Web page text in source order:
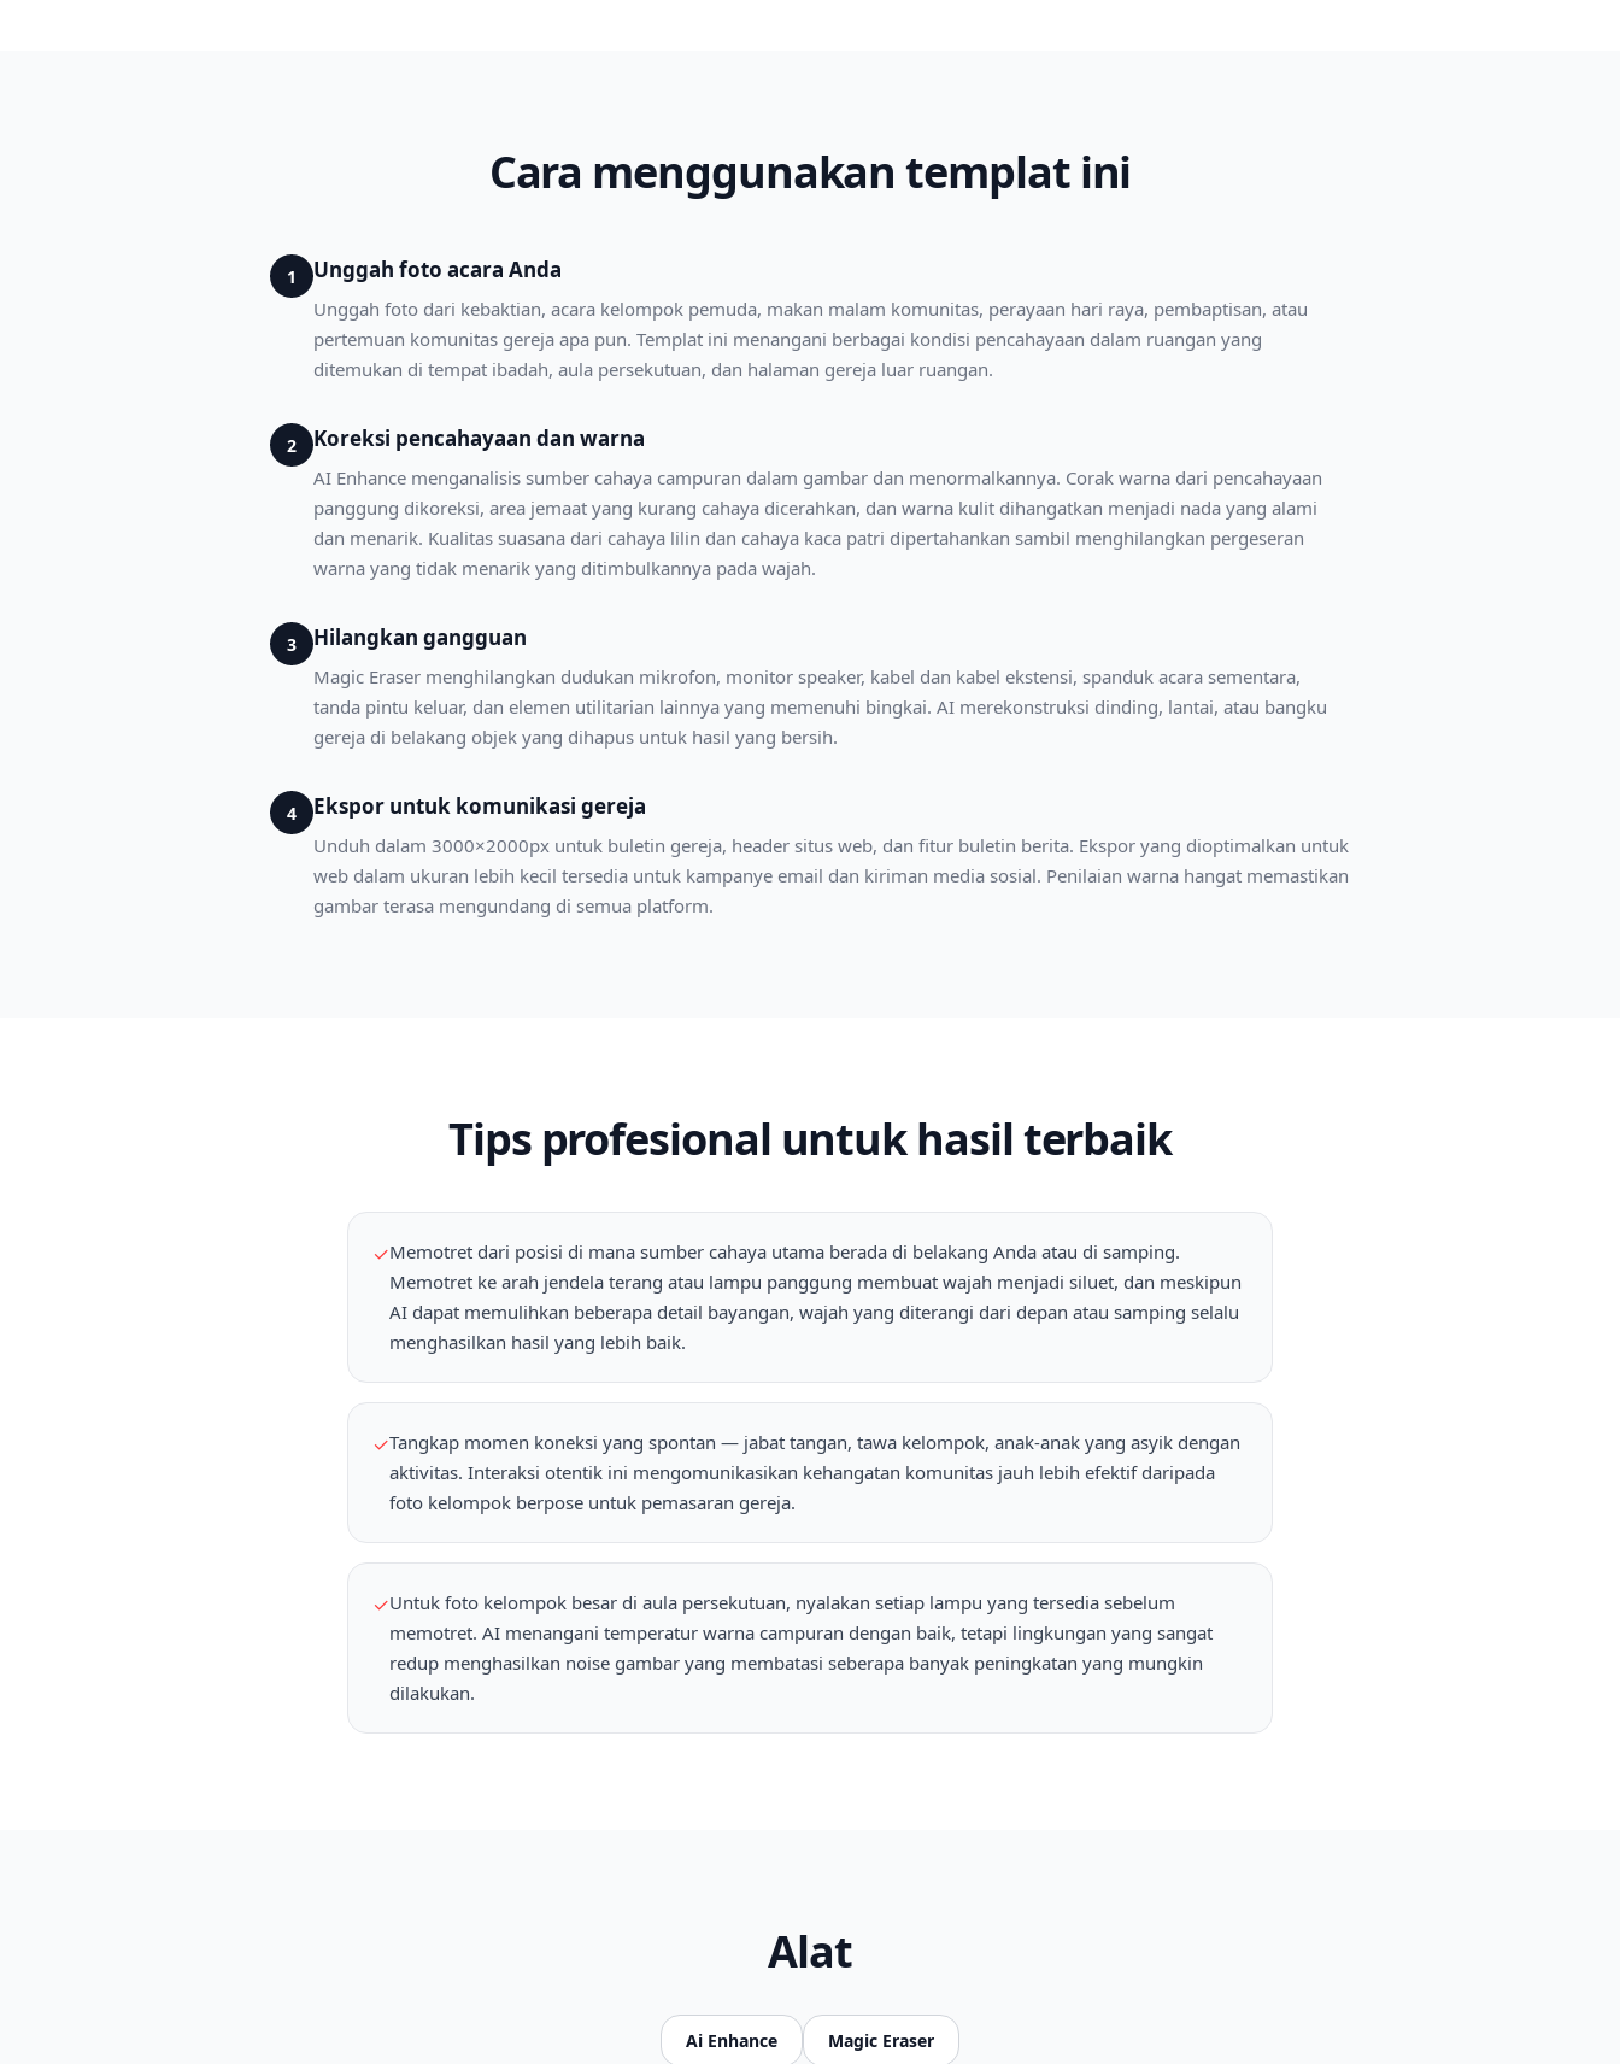
Cara menggunakan templat ini
1 Unggah foto acara Anda
Unggah foto dari kebaktian, acara kelompok pemuda, makan malam komunitas, perayaan hari raya, pembaptisan, atau
pertemuan komunitas gereja apa pun. Templat ini menangani berbagai kondisi pencahayaan dalam ruangan yang
ditemukan di tempat ibadah, aula persekutuan, dan halaman gereja luar ruangan.
2 Koreksi pencahayaan dan warna
AI Enhance menganalisis sumber cahaya campuran dalam gambar dan menormalkannya. Corak warna dari pencahayaan
panggung dikoreksi, area jemaat yang kurang cahaya dicerahkan, dan warna kulit dihangatkan menjadi nada yang alami
dan menarik. Kualitas suasana dari cahaya lilin dan cahaya kaca patri dipertahankan sambil menghilangkan pergeseran
warna yang tidak menarik yang ditimbulkannya pada wajah.
3 Hilangkan gangguan
Magic Eraser menghilangkan dudukan mikrofon, monitor speaker, kabel dan kabel ekstensi, spanduk acara sementara,
tanda pintu keluar, dan elemen utilitarian lainnya yang memenuhi bingkai. AI merekonstruksi dinding, lantai, atau bangku
gereja di belakang objek yang dihapus untuk hasil yang bersih.
4 Ekspor untuk komunikasi gereja
Unduh dalam 3000×2000px untuk buletin gereja, header situs web, dan fitur buletin berita. Ekspor yang dioptimalkan untuk
web dalam ukuran lebih kecil tersedia untuk kampanye email dan kiriman media sosial. Penilaian warna hangat memastikan
gambar terasa mengundang di semua platform.
Tips profesional untuk hasil terbaik
✓Memotret dari posisi di mana sumber cahaya utama berada di belakang Anda atau di samping.
Memotret ke arah jendela terang atau lampu panggung membuat wajah menjadi siluet, dan meskipun
AI dapat memulihkan beberapa detail bayangan, wajah yang diterangi dari depan atau samping selalu
menghasilkan hasil yang lebih baik.
✓Tangkap momen koneksi yang spontan — jabat tangan, tawa kelompok, anak-anak yang asyik dengan
aktivitas. Interaksi otentik ini mengomunikasikan kehangatan komunitas jauh lebih efektif daripada
foto kelompok berpose untuk pemasaran gereja.
✓Untuk foto kelompok besar di aula persekutuan, nyalakan setiap lampu yang tersedia sebelum
memotret. AI menangani temperatur warna campuran dengan baik, tetapi lingkungan yang sangat
redup menghasilkan noise gambar yang membatasi seberapa banyak peningkatan yang mungkin
dilakukan.
Alat
Ai Enhance Magic Eraser